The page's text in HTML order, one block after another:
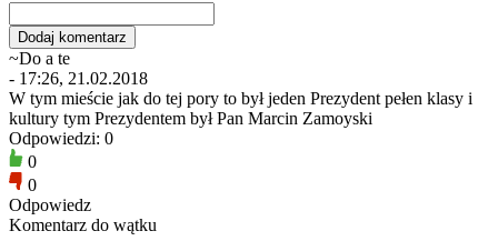
~Do a te
- 17:26, 21.02.2018
W tym mieście jak do tej pory to był jeden Prezydent pełen klasy i
kultury tym Prezydentem był Pan Marcin Zamoyski
Odpowiedzi: 0
0
0
Odpowiedz
Komentarz do wątku